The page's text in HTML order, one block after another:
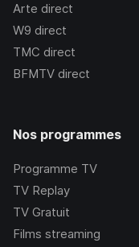
Arte direct
W9 direct
TMC direct
BFMTV direct
Nos programmes
Programme TV
TV Replay
TV Gratuit
Films streaming